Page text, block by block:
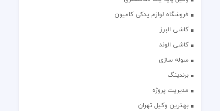
فروشگاه لوازم یدکی کامیون
کاشی البرز
کاشی الوند
سوله سازی
برندینگ
مدیریت پروژه
بهترین وکیل تهران